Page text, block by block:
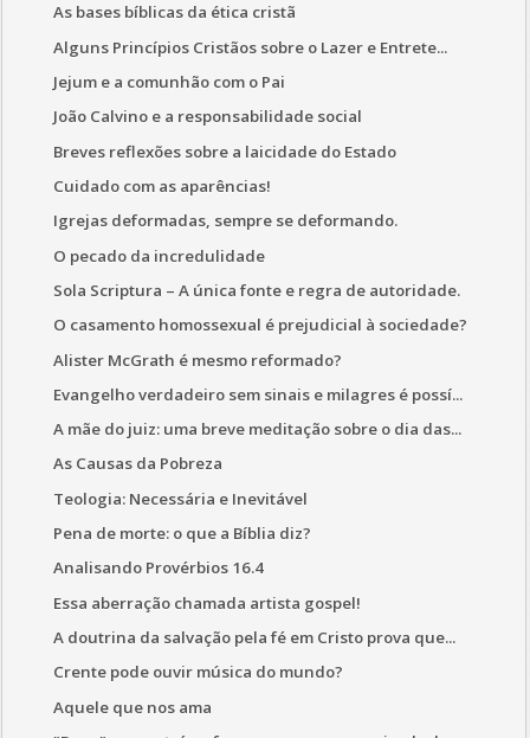
As bases bíblicas da ética cristã
Alguns Princípios Cristãos sobre o Lazer e Entrete...
Jejum e a comunhão com o Pai
João Calvino e a responsabilidade social
Breves reflexões sobre a laicidade do Estado
Cuidado com as aparências!
Igrejas deformadas, sempre se deformando.
O pecado da incredulidade
Sola Scriptura – A única fonte e regra de autoridade.
O casamento homossexual é prejudicial à sociedade?
Alister McGrath é mesmo reformado?
Evangelho verdadeiro sem sinais e milagres é possí...
A mãe do juiz: uma breve meditação sobre o dia das...
As Causas da Pobreza
Teologia: Necessária e Inevitável
Pena de morte: o que a Bíblia diz?
Analisando Provérbios 16.4
Essa aberração chamada artista gospel!
A doutrina da salvação pela fé em Cristo prova que...
Crente pode ouvir música do mundo?
Aquele que nos ama